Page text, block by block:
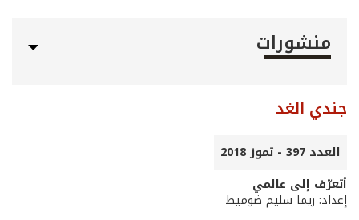
منشورات
جندي الغد
العدد 397 - تموز 2018
أتعرّف إلى عالمي
إعداد: ريما سليم ضوميط